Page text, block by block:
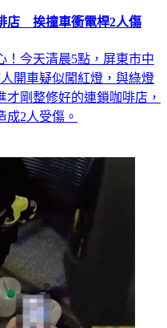
店 挨撞車衝電桿2人傷
！今天清晨5點，屏東市中
開車疑似闖紅燈，與綠燈
剛整修好的連鎖咖啡店，
成2人受傷。